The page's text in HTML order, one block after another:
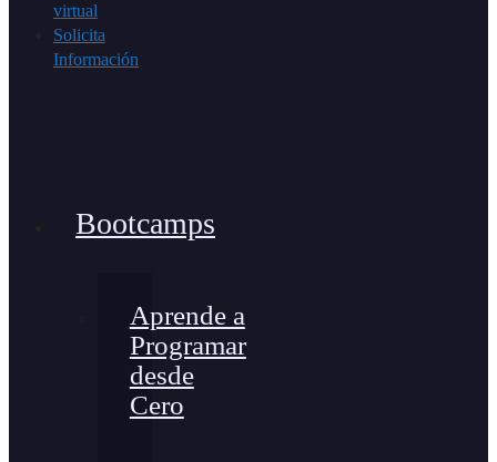
virtual
Solicita
Información
Bootcamps
Aprende a
Programar
desde
Cero